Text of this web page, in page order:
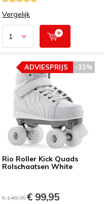
Vergelijk
Rio Roller Kick Quads
Rolschaatsen White
-33%
ADVIESPRIJS
€ 149,95€ 99,95